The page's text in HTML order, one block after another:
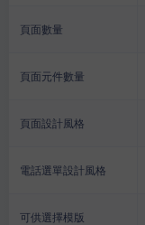
頁面數量
頁面元件數量
頁面設計風格
電話選單設計風格
可供選擇模版